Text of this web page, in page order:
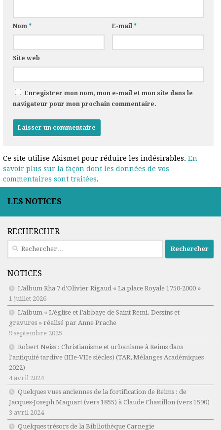
Nom* E-mail*
Site web
Enregistrer mon nom, mon e-mail et mon site dans le
navigateur pour mon prochain commentaire.
Ce site utilise Akismet pour réduire les indésirables.En
savoir plus sur la façon dont les données de vos
commentaires sont traitées.
LES NOTICES
RECHERCHER
Rechercher :
NOTICES
L’album Rha 7 d’Olivier Rigaud « La place Royale 1750-2000 »
1 juillet 2026
L’album « L’église et l’abbaye de Saint Remi. Dessins et
gravures » réalisé par Anne Prache
9 septembre 2025
Robert Neiss : Christianisme et urbanisme à Reims dans
l’antiquité tardive (IIIe-VIIe siècles) (TAR, Mélanges Académiques
2022)
4 avril 2024
Quelques vues anciennes de la fortification de Reims : de
Jacques-Joseph Maquart (vers 1855) à Claude Chastillon (vers 1590)
3 avril 2024
Quelques trésors de la Bibliothèque Carnegie